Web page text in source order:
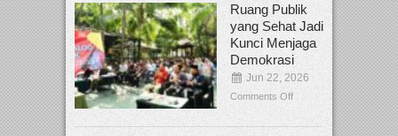
Ruang Publik
yang Sehat Jadi
Kunci Menjaga
Demokrasi
Jun 22, 2026
Comments Off